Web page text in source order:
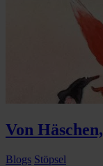
Von
Blogs Stöpsel